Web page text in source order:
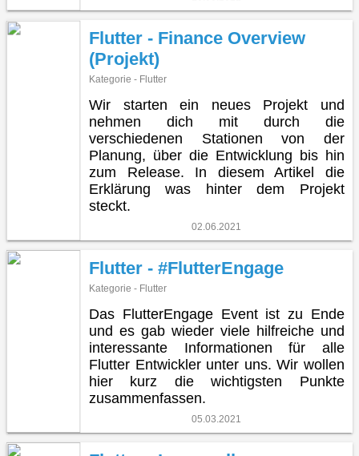
Flutter - Finance Overview
(Projekt)
Kategorie - Flutter
Wir starten ein neues Projekt und
nehmen dich mit durch die
verschiedenen Stationen von der
Planung, über die Entwicklung bis hin
zum Release. In diesem Artikel die
Erklärung was hinter dem Projekt
steckt.
02.06.2021
Flutter - #FlutterEngage
Kategorie - Flutter
Das FlutterEngage Event ist zu Ende
und es gab wieder viele hilfreiche und
interessante Informationen für alle
Flutter Entwickler unter uns. Wir wollen
hier kurz die wichtigsten Punkte
zusammenfassen.
05.03.2021